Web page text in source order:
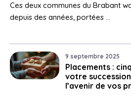
Ces deux communes du Brabant
depuis des années, portées …
9 septembre 2025
Placements :
votre
l’avenir de vos